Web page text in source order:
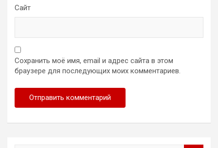
Сайт
Сохранить моё имя, email и адрес сайта в этом
браузере для последующих моих комментариев.